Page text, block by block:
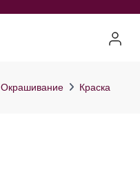
Окрашивание Краска